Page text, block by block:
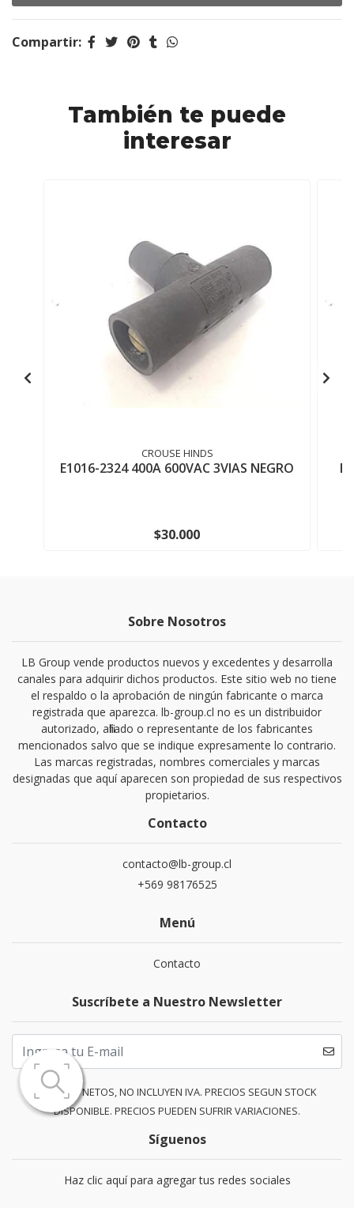
Compartir:
También te puede
interesar
CROUSE HINDS
E1016-2324 400A 600VAC 3VIAS NEGRO
$30.000
Sobre Nosotros
LB Group vende productos nuevos y excedentes y desarrolla
canales para adquirir dichos productos. Este sitio web no tiene
el respaldo o la aprobación de ningún fabricante o marca
registrada que aparezca. lb-group.cl no es un distribuidor
autorizado, afiliado o representante de los fabricantes
mencionados salvo que se indique expresamente lo contrario.
Las marcas registradas, nombres comerciales y marcas
designadas que aquí aparecen son propiedad de sus respectivos
propietarios.
Contacto
contacto@lb-group.cl
+569 98176525
Menú
Contacto
Suscríbete a Nuestro Newsletter
PRECIOS NETOS, NO INCLUYEN IVA. PRECIOS SEGUN STOCK
DISPONIBLE. PRECIOS PUEDEN SUFRIR VARIACIONES.
Síguenos
Haz clic aquí para agregar tus redes sociales